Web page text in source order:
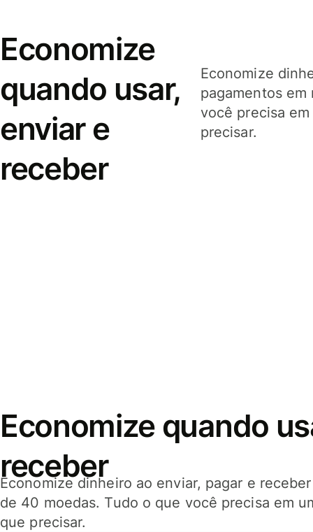
Economize
quando usar,
enviar e
receber
Economize
pagamentos
você precisa
precisar.
Economize quando
receber
Economize dinheiro ao enviar, pagar e
de 40 moedas. Tudo o que você precisa em
que precisar.